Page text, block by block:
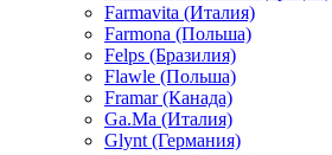
Farmavita (Италия)
Farmona (Польша)
Felps (Бразилия)
Flawle (Польша)
Framar (Канада)
Ga.Ma (Италия)
Glynt (Германия)